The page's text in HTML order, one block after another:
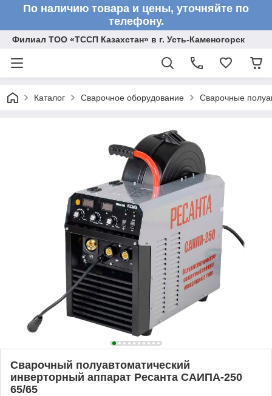
По наличию товара и цены, уточняйте по
телефону.
Филиал ТОО «ТССП Казахстан» в г. Усть-Каменогорск
Каталог Сварочное оборудование Сварочные
Сварочный полуавтоматический
инверторный аппарат Ресанта САИПА-250
65/65